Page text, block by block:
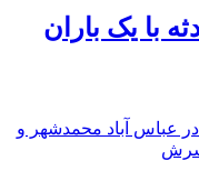
با یک باران